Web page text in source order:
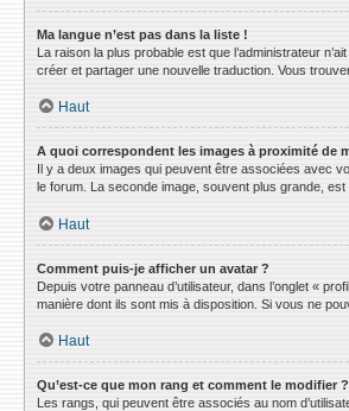
Ma langue n’est pas dans la liste !
La raison la plus probable est que l’administrateur
créer et partager une nouvelle traduction. Vous
Haut
A quoi correspondent les images à proximité de
Il y a deux images qui peuvent être associées avec
le forum. La seconde image, souvent plus grande,
Haut
Comment puis-je afficher un avatar ?
Depuis votre panneau d’utilisateur, dans l’onglet «
manière dont ils sont mis à disposition. Si vous ne
Haut
Qu’est-ce que mon rang et comment le modifier ?
Les rangs, qui peuvent être associés au nom